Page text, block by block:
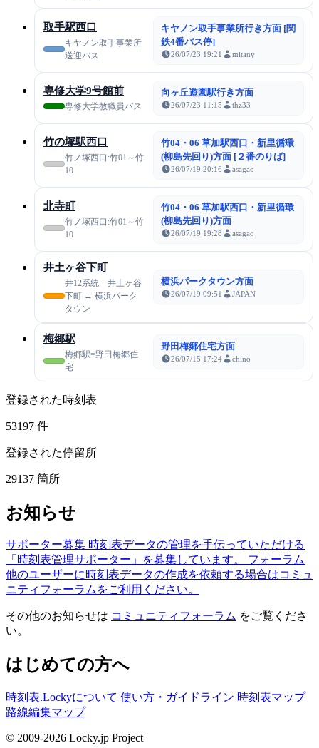
取手駅西口
キヤノン取手事業所
送迎バス
キヤノン取手事業所行き方面 [関
鉄4番バス停]
26/07/23 19:21 mitany
専修大学9号館前
専修大学教職員バス
向ヶ丘遊園駅行き方面
26/07/23 11:15 thz33
竹の塚駅西口
竹ノ塚西口:竹01～竹
10
竹04・06 草加駅西口・新里循環
(柳島先回り)方面 [２番のりば]
26/07/19 20:16 asagao
北寺町
竹ノ塚西口:竹01～竹
10
竹04・06 草加駅西口・新里循環
(柳島先回り)方面
26/07/19 19:28 asagao
井土ヶ谷下町
井12系統 井土ヶ谷
下町 → 横浜パーク
タウン
横浜パークタウン方面
26/07/19 09:51 JAPAN
梅郷駅
梅郷駅=野田梅郷住
宅
野田梅郷住宅方面
26/07/15 17:24 chino
登録された時刻表
53197 件
登録された停留所
29137 箇所
お知らせ
サポーター募集 時刻表データの管理を手伝っていただける
「時刻表管理サポーター」を募集しています。
フォーラム
他のユーザーに時刻表データの作成を依頼する場合はコミュ
ニティフォーラムをご利用ください。
その他のお知らせは コミュニティフォーラム をご覧くださ
い。
はじめての方へ
時刻表.Lockyについて 使い方・ガイドライン 時刻表マップ
路線編集マップ
© 2009-2026 Locky.jp Project